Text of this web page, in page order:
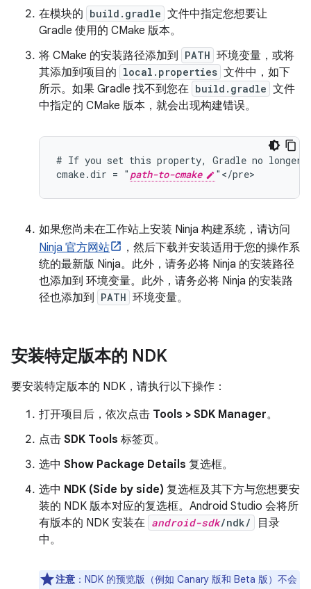
在模块的 build.gradle 文件中指定您想要让
Gradle 使用的 CMake 版本。
将 CMake 的安装路径添加到
PATH 环境变量，或将
其添加到项目的 local.properties 文件中，如下
所示。如果 Gradle 找不到您在 build.gradle 文件
中指定的 CMake 版本，就会出现构建错误。
# If you set this property, Gradle no longer
cmake.dir = " path-to-cmake
如果您尚未在工作站上安装 Ninja 构建系统，请访问
Ninja 官方网站
，然后下载并安装适用于您的操作系
统的最新版 Ninja。此外，请务必将 Ninja 的安装路径
也添加到 环境变量。此外，请务必将 Ninja 的安装路
径也添加到
PATH 环境变量。
安装特定版本的 NDK
要安装特定版本的 NDK，请执行以下操作：
打开项目后，依次点击 Tools > SDK Manager。
点击 SDK Tools 标签页。
选中 Show Package Details 复选框。
选中 NDK (Side by side) 复选框及其下方与您想要安
装的 NDK 版本对应的复选框。Android Studio 会将所
有版本的 NDK 安装在 android-sdk/ndk/
目录
中。
注意 ： NDK 的预览版（例如 Canary 版和 Beta 版）不会